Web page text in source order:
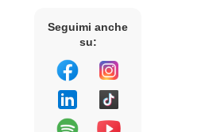
Seguimi anche
su: